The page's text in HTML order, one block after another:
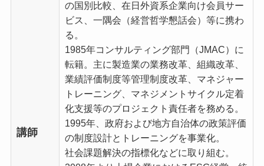
講師
の国別比較、在日外資系企業向け会員サー
ビス、一隅会（経営哲学懇話会）等に携わ
る。
1985年コンサルティング部門（JMAC）に
転籍。主に製造業の業務改革、組織改革、
業績評価制度等管理制度改革、マネジャー
トレーニング、マネジメントサイクル定着
化支援等のプロジェクト責任者を務める。
1995年、政府および地方自治体の政策評価
の制度設計とトレーニングを事業化。
社会課題解決の指標化などに取り組む。